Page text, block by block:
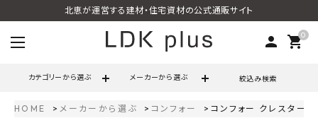
北恵が運営する建材・住宅資材の公式通販サイト
person 0
shopping_cart
カテゴリーから選ぶ メーカーから選ぶ 絞込み検索
HOME メーカーから選ぶ コンフォー コンフォー クレスター